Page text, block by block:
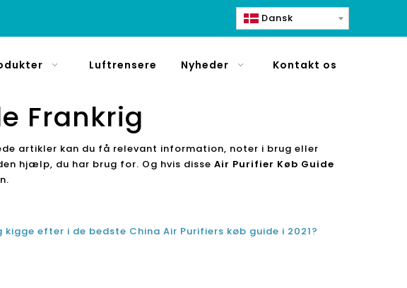
Dansk
Luftrensere Nyheder Kontakt os
Frankrig
artikler kan du få relevant information, noter i brug eller
hjælp, du har brug for. Og hvis disse Air Purifier Køb Guide
kigge efter i de bedste China Air Purifiers køb guide i 2021?